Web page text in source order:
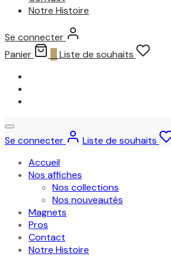
Notre Histoire
Se connecter
Panier
Liste de souhaits
Se connecter
Liste de souhaits
Accueil
Nos affiches
Nos collections
Nos nouveautés
Magnets
Pros
Contact
Notre Histoire